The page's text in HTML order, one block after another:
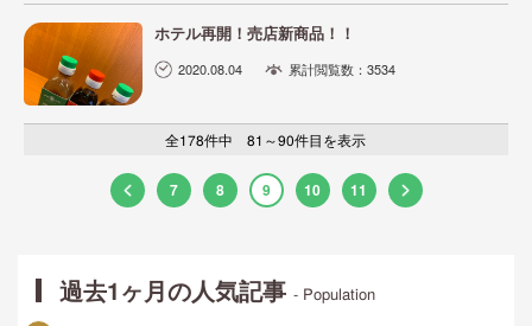
ホテル再開！売店新商品！！
2020.08.04 累計閲覧数：3534
全178件中 81～90件目を表示
7 8 9 10 11
過去1ヶ月の人気記事- Population